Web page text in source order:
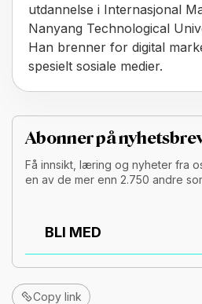
utdannelse i Internasjonal
Nanyang Technological
Han brenner for digital
spesielt sosiale medier.
Abonner på
Få innsikt, læring og nyheter fra
en av de mer enn 2.750 andre
BLI MED
Copy link